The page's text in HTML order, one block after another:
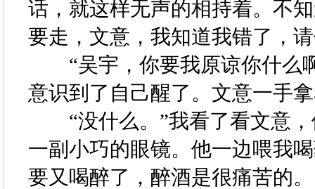
话，就这样无声的相持着。不
要走，文意，我知道我错了，
“吴宇，你要我原谅你什么
意识到了自己醒了。文意一手
“没什么。”我看了看文意，
一副小巧的眼镜。他一边喂我
要又喝醉了，醉酒是很痛苦的